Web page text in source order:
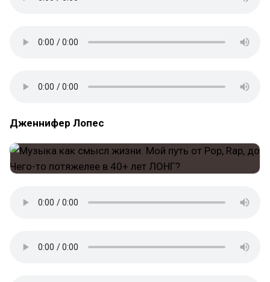
Дженнифер Лопес